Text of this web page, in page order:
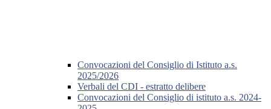
Convocazioni del Consiglio di Istituto a.s.
2025/2026
Verbali del CDI - estratto delibere
Convocazioni del Consiglio di istituto a.s. 2024-